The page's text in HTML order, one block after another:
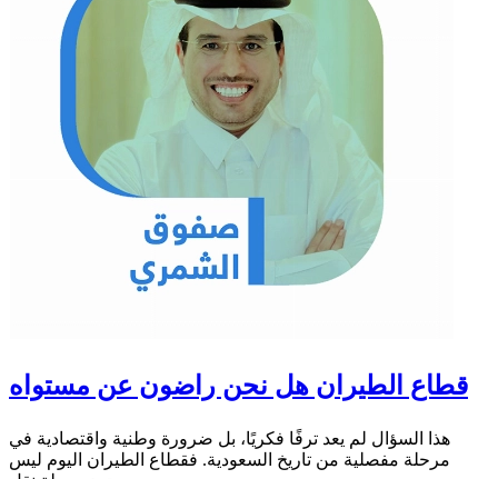
قطاع الطيران هل نحن راضون عن مستواه
هذا السؤال لم يعد ترفًا فكريًا، بل ضرورة وطنية واقتصادية في
مرحلة مفصلية من تاريخ السعودية. فقطاع الطيران اليوم ليس